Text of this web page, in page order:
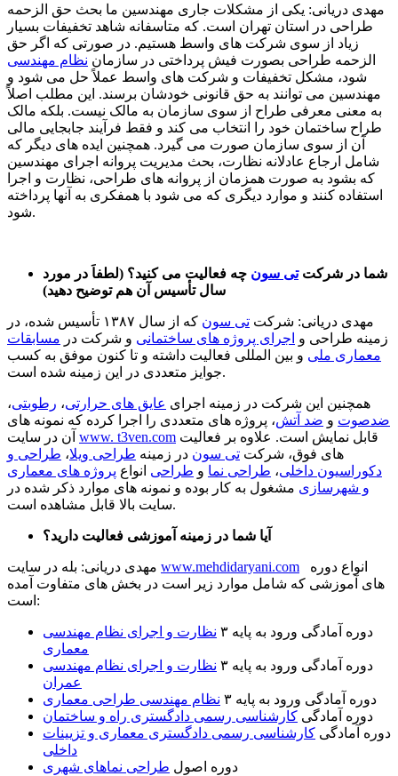
مهدی دریانی: یکی از مشکلات جاری مهندسین ما بحث حق الزحمه
طراحی در استان تهران است. که متاسفانه شاهد تخفیفات بسیار
زیاد از سوی شرکت های واسط هستیم. در صورتی که اگر حق
الزحمه طراحی بصورت فیش پرداختی در سازمان نظام مهندسی
شود، مشکل تخفیفات و شرکت های واسط عملاً حل می شود و
مهندسین می توانند به حق قانونی خودشان برسند. این مطلب اصلاً
به معنی معرفی طراح از سوی سازمان به مالک نیست. بلکه مالک
طراح ساختمان خود را انتخاب می کند و فقط فرآیند جابجایی مالی
آن از سوی سازمان صورت می گیرد. همچنین ایده های دیگر که
شامل ارجاع عادلانه نظارت، بحث مدیریت پروانه اجرای مهندسین
که بشود به صورت همزمان از پروانه های طراحی، نظارت و اجرا
استفاده کنند و موارد دیگری که می شود با همفکری به آنها پرداخته
شود.
شما در شرکتتی سون چه فعالیت می کنید؟ (لطفاَ در مورد
سال تأسیس آن هم توضیح دهید)
مهدی دریانی: شرکت تی سون
که از سال ۱۳۸۷ تأسیس شده، در
زمینه طراحی و اجرای پروژه های ساختمانی و شرکت در مسابقات
معماری ملی و بین المللی فعالیت داشته و تا کنون موفق به کسب
جوایز متعددی در این زمینه شده است.
همچنین این شرکت در زمینه اجرای عایق های حرارتی، رطوبتی،
ضدصوت و ضد آتش، پروژه های متعددی را اجرا کرده که نمونه های
www. t3ven.com
های فوق، شرکت تی سون در زمینه طراحی ویلا، طراحی و
دکوراسیون داخلی، طراحی نما و طراحی انواع پروژه های معماری
و شهرسازی مشغول به کار بوده و نمونه های موارد ذکر شده در
سایت بالا قابل مشاهده است.
آیا شما در زمینه آموزشی فعالیت دارید؟
www.mehdidaryani.com
های آموزشی که شامل موارد زیر است در بخش های متفاوت آمده
است:
دوره آمادگی ورود به پایه ۳
نظارت و اجرای نظام مهندسی
معماری
دوره آمادگی ورود به پایه ۳
نظارت و اجرای نظام مهندسی
عمران
دوره آمادگی ورود به پایه ۳
نظام مهندسی طراحی معماری
دوره آمادگی کارشناسی رسمی دادگستری راه و ساختمان
دوره آمادگی کارشناسی رسمی دادگستری معماری و تزیینات
داخلی
دوره اصول طراحی نماهای شهری